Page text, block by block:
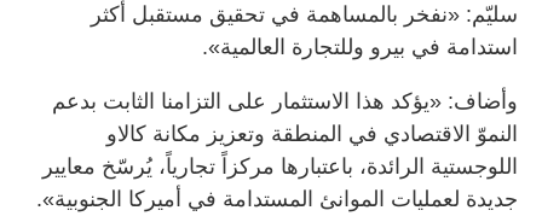
سليّم: «نفخر بالمساهمة في تحقيق مستقبل أكثر
استدامة في بيرو وللتجارة العالمية».
وأضاف: «يؤكد هذا الاستثمار على التزامنا الثابت بدعم
النموّ الاقتصادي في المنطقة وتعزيز مكانة كالاو
اللوجستية الرائدة، باعتبارها مركزاً تجارياً، يُرسّخ معايير
جديدة لعمليات الموانئ المستدامة في أميركا الجنوبية».